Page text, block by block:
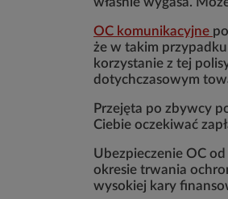
OC komunikacyjne
że w takim
korzystanie z tej
dotychczasowym
Przejęta po zbywcy
Ciebie oczekiwać
Ubezpieczenie OC
okresie trwania
wysokiej kary